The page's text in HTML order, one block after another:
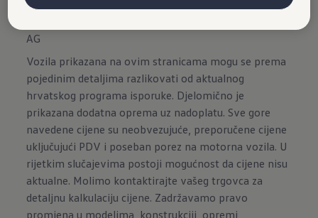
AG
Vozila prikazana na ovim stranicama mogu se prema
pojedinim detaljima razlikovati od aktualnog
hrvatskog programa isporuke. Djelomično je
prikazana dodatna oprema uz nadoplatu. Sve gore
navedene cijene su neobvezujuće, preporučene cijene
uključujući PDV i poseban porez na motorna vozila. U
rijetkim slučajevima postoji mogućnost da cijene nisu
aktualne. Molimo kontaktirajte vašeg trgovca za
detaljnu kalkulaciju cijene. Zadržavamo pravo
promjena u modelima, konstrukciji, opremi,